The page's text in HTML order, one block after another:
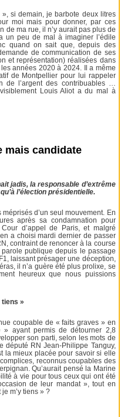
si demain, je barbote deux litres
moi mais pour donner, par ces
de ma rue, il n’y aurait pas plus de
un peu de mal à imaginer l’édile
quand on sait que, depuis des
de communication de ses
et représentation) réalisées dans
années 2020 à 2024. Il a même
de Montpellier pour lui rappeler
de l’argent des contribuables …
Louis Aliot a du mal à
mais candidate
jadis, la responsable d’extrême
l’élection présidentielle.
d’un seul mouvement. En
après sa condamnation pour
d’appel de Paris, et malgré
a choisi mardi dernier de passer
contraint de renoncer à la course
parole publique depuis le passage
laissant présager une déception,
il n’a guère été plus prolixe, se
heureux que nous puissions
tiens »
coupable de « faits graves » en
» ayant permis de détourner 2,8
son parti, selon les mots de
député RN Jean-Philippe Tanguy,
la mieux placée pour savoir si elle
reconnus coupables des
Qu’aurait pensé la Marine
à vie pour tous ceux qui ont été
de leur mandat », tout en
m’y tiens » ?